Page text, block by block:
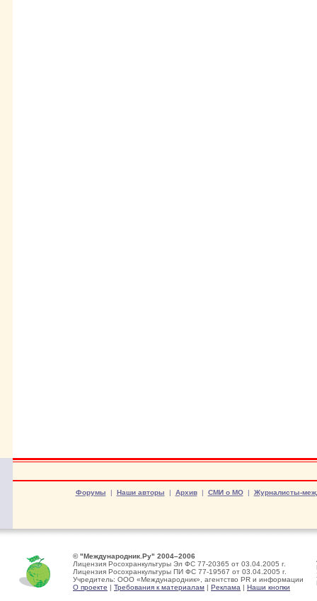
Форумы | Наши авторы | Архив| СМИ о МО| Журналисты-
© "Международник.Ру" 2004–2006
Лицензия Росохранкультуры Эл ФС 77-20365 от 03.04.2005 г.
Лицензия Росохранкультуры ПИ ФС 77-19567 от 03.04.2005 г.
Учредитель: ООО «Международник», агентство PR и информации
О проекте | Требования к материалам | Реклама | Наши кнопки